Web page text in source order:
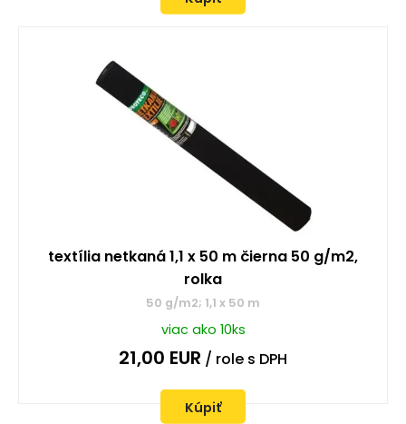
textília netkaná 1,1 x 50 m čierna 50 g/m2,
rolka
50 g/m2; 1,1 x 50 m
viac ako 10ks
21,00 EUR / role s DPH
Kúpiť